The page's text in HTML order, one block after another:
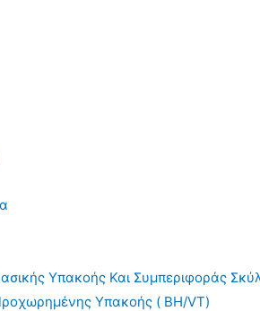
Υπακοής Και Συμπεριφοράς
Υπακοής ( BH/VT)